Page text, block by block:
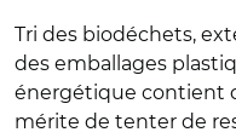
Tri des biodéchets,
des emballages
énergétique contient
mérite de tenter de